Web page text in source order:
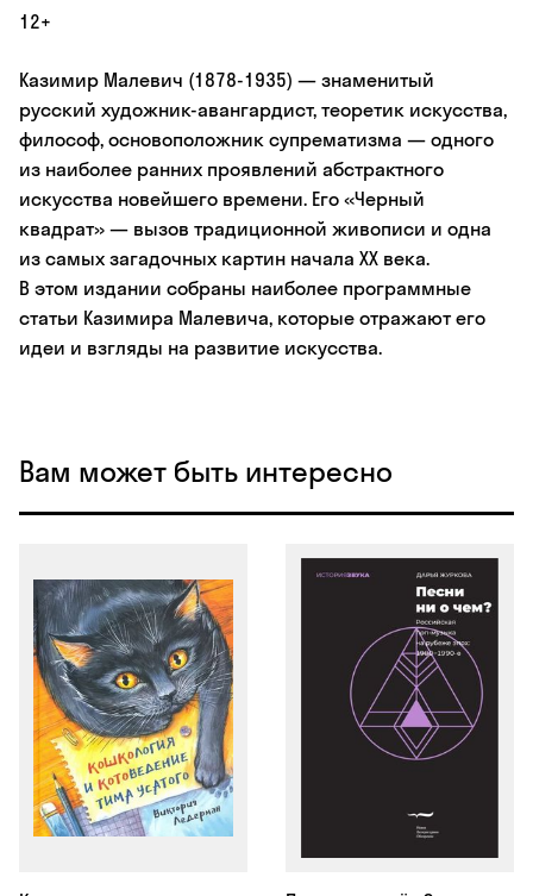
12+
Казимир Малевич (1878-1935) — знаменитый
русский художник-авангардист, теоретик искусства,
философ, основоположник супрематизма — одного
из наиболее ранних проявлений абстрактного
искусства новейшего времени. Его «Черный
квадрат» — вызов традиционной живописи и одна
из самых загадочных картин начала ХХ века.
В этом издании собраны наиболее программные
статьи Казимира Малевича, которые отражают его
идеи и взгляды на развитие искусства.
Вам может быть интересно